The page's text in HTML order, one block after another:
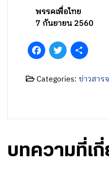
พรรคเพื่อไทย
7 กันยายน 2560
FacebookTwitter
Categories:ข่าวสา
บทความที่เ